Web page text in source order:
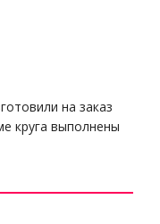
на заказ
круга выполнены